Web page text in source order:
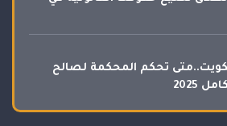
تحكم المحكمة لصالح
2025